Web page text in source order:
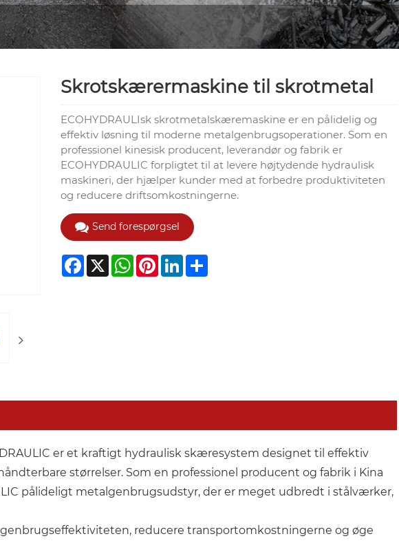
Skrotskærermaskine til skrotmetal
ECOHYDRAULIsk skrotmetalskæremaskine er en pålidelig og
effektiv løsning til moderne metalgenbrugsoperationer. Som en
professionel kinesisk producent, leverandør og fabrik er
ECOHYDRAULIC forpligtet til at levere højtydende hydraulisk
maskineri, der hjælper kunder med at forbedre produktiviteten
og reducere driftsomkostningerne.
Send forespørgsel
Facebook
X WhatsApp
PinterestLinkedIn
Share
er et kraftigt hydraulisk skæresystem designet til effektiv
størrelser. Som en professionel producent og fabrik i Kina
pålideligt metalgenbrugsudstyr, der er meget udbredt i stålværker,
reducere transportomkostningerne og øge